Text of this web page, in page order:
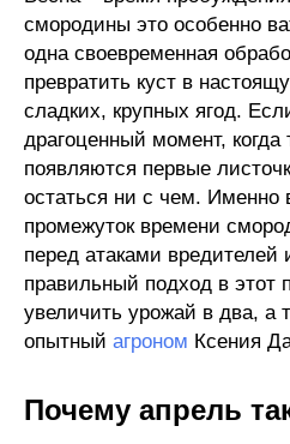
смородины это особенно
одна своевременная
превратить куст в
сладких, крупных ягод.
драгоценный момент, когда
появляются первые
остаться ни с чем. Именно
промежуток времени
перед атаками
правильный подход в этот
увеличить урожай в два, а
опытный агроном Ксения
Почему апрель